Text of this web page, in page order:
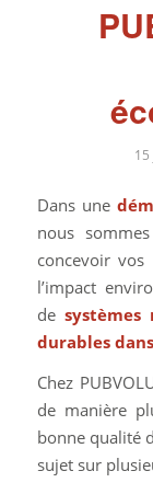
Dans une
nous
concevoir
l’impact
desystèmes
durables
Chez
de manière
bonne qualité
sujet sur